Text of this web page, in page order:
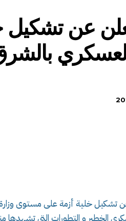
عن تشكيل
تشكيل خلية أزمة على مستوى
الخطير و التطورات التي تشهدها